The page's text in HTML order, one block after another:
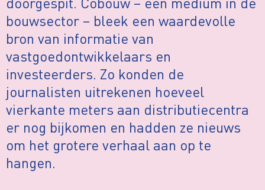
bouwsector – bleek een waardevolle
bron van informatie van
vastgoedontwikkelaars en
investeerders. Zo konden de
journalisten uitrekenen hoeveel
vierkante meters aan distributiecentra
er nog bijkomen en hadden ze nieuws
om het grotere verhaal aan op te
hangen.